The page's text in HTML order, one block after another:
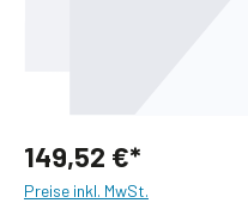
149,52 €*
Preise inkl. MwSt.